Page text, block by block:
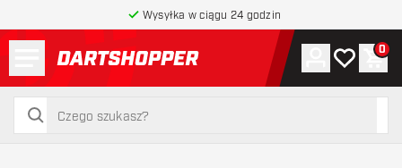
Wysyłka w ciągu 24 godzin
powrót do strony głównej
szukaj
szukaj
Konto
Moja lista
0